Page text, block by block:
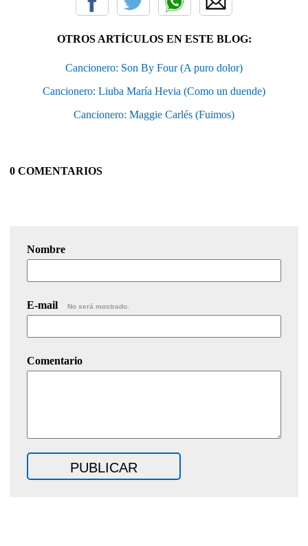
OTROS ARTÍCULOS EN ESTE BLOG:
Cancionero: Son By Four (A puro dolor)
Cancionero: Liuba María Hevia (Como un duende)
Cancionero: Maggie Carlés (Fuimos)
0 COMENTARIOS
Nombre
E-mail No será mostrado.
Comentario